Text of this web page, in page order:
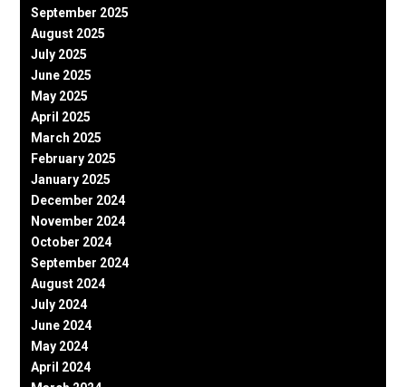
September 2025
August 2025
July 2025
June 2025
May 2025
April 2025
March 2025
February 2025
January 2025
December 2024
November 2024
October 2024
September 2024
August 2024
July 2024
June 2024
May 2024
April 2024